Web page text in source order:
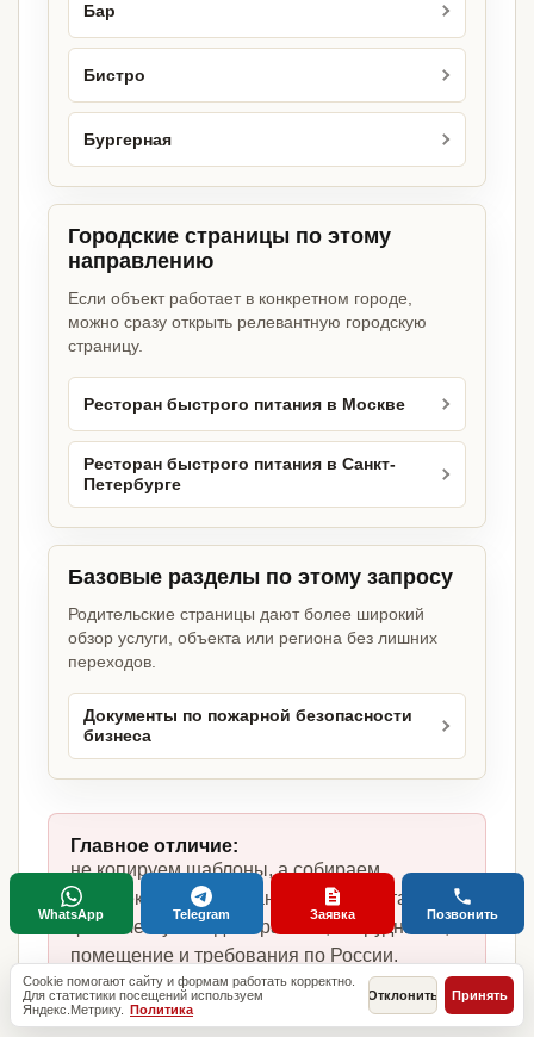
Бар
Бистро
Бургерная
Городские страницы по этому
направлению
Если объект работает в конкретном городе,
можно сразу открыть релевантную городскую
страницу.
Ресторан быстрого питания в Москве
Ресторан быстрого питания в Санкт-
Петербурге
Базовые разделы по этому запросу
Родительские страницы дают более широкий
обзор услуги, объекта или региона без лишних
переходов.
Документы по пожарной безопасности
бизнеса
Главное отличие:
не копируем шаблоны, а собираем
комплект под ресторан быстрого питания,
фактическую модель работы, сотрудников,
помещение и требования по России.
Cookie помогают сайту и формам работать корректно.
Для статистики посещений используем
Яндекс.Метрику. Политика
Отклонить Принять
WhatsApp Telegram Заявка Позвонить